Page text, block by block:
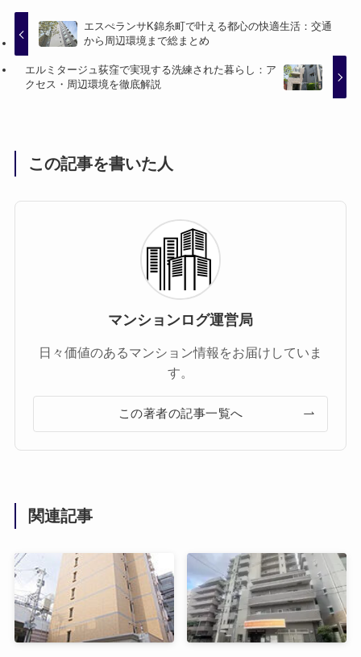
エスぺランサK錦糸町で叶える都心の快適生活：交通
から周辺環境まで総まとめ
エルミタージュ荻窪で実現する洗練された暮らし：ア
クセス・周辺環境を徹底解説
この記事を書いた人
マンションログ運営局
日々価値のあるマンション情報をお届けしていま
す。
この著者の記事一覧へ
関連記事